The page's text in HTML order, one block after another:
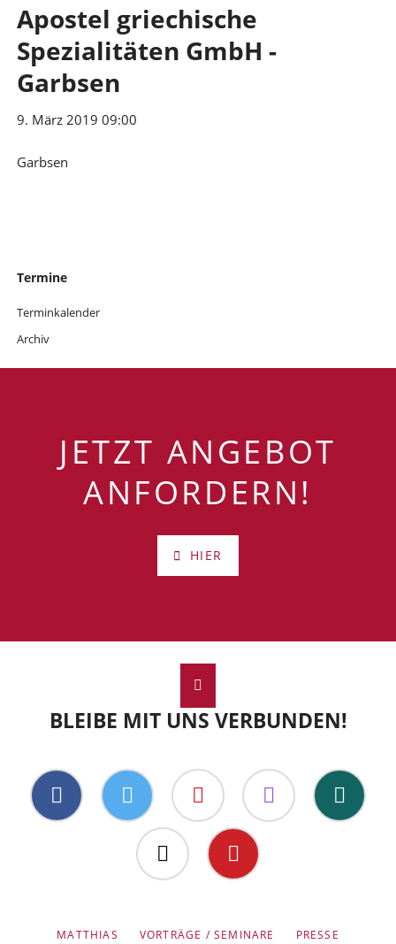
Apostel griechische
Spezialitäten GmbH -
Garbsen
9. März 2019 09:00
Garbsen
Navigation
Termine
Terminkalender
Archiv
JETZT ANGEBOT
ANFORDERN!
HIER
BLEIBE MIT UNS VERBUNDEN!
Twitter Youtube
Apple
Podcast
NAVIGATION
MATTHIAS VORTRÄGE / SEMINARE PRESSE